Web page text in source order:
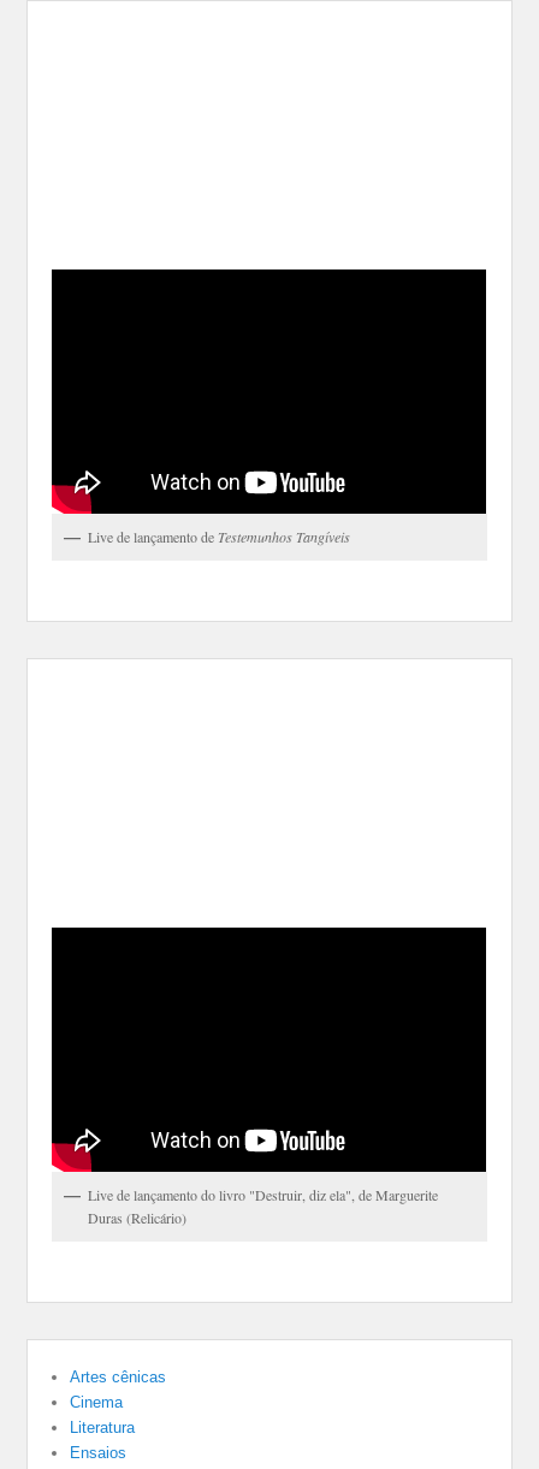
Live de lançamento de Testemunhos Tangíveis
Live de lançamento do livro "Destruir, diz ela", de Marguerite
Duras (Relicário)
Artes cênicas
Cinema
Literatura
Ensaios